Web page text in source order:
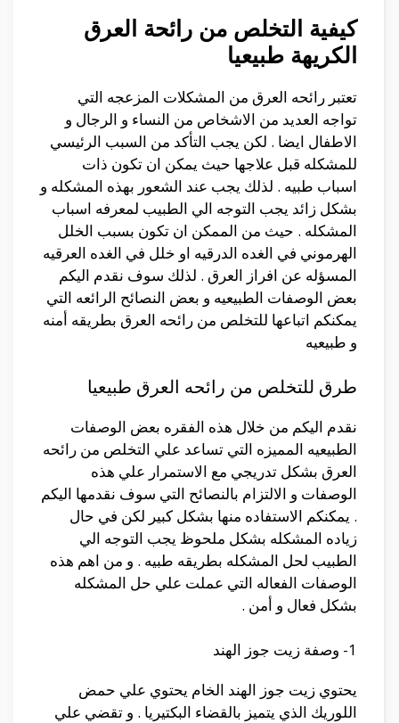
كيفية التخلص من رائحة العرق
الكريهة طبيعيا
تعتبر رائحه العرق من المشكلات المزعجه التي
تواجه العديد من الاشخاص من النساء و الرجال و
الاطفال ايضا . لكن يجب التأكد من السبب الرئيسي
للمشكله قبل علاجها حيث يمكن ان تكون ذات
اسباب طبيه . لذلك يجب عند الشعور بهذه المشكله و
بشكل زائد يجب التوجه الي الطبيب لمعرفه اسباب
المشكله . حيث من الممكن ان تكون بسبب الخلل
الهرموني في الغده الدرقيه او خلل في الغده العرقيه
المسؤله عن افراز العرق . لذلك سوف نقدم اليكم
بعض الوصفات الطبيعيه و بعض النصائح الرائعه التي
يمكنكم اتباعها للتخلص من رائحه العرق بطريقه أمنه
و طبيعيه
طرق للتخلص من رائحه العرق طبيعيا
نقدم اليكم من خلال هذه الفقره بعض الوصفات
الطبيعيه المميزه التي تساعد علي التخلص من رائحه
العرق بشكل تدريجي مع الاستمرار علي هذه
الوصفات و الالتزام بالنصائح التي سوف نقدمها اليكم
. يمكنكم الاستفاده منها بشكل كبير لكن في حال
زياده المشكله بشكل ملحوظ يجب التوجه الي
الطبيب لحل المشكله بطريقه طبيه . و من اهم هذه
الوصفات الفعاله التي عملت علي حل المشكله
بشكل فعال و أمن .
1- وصفة زيت جوز الهند
يحتوي زيت جوز الهند الخام يحتوي علي حمض
اللوريك الذي يتميز بالقضاء البكتيريا . و تقضي علي